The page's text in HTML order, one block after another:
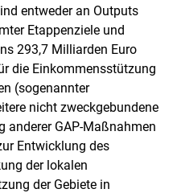
entweder an Outputs
Etappenziele und
293,7 Milliarden Euro
die Einkommensstützung
(sogenannter
nicht zweckgebundene
anderer GAP-Maßnahmen
Entwicklung des
der lokalen
der Gebiete in